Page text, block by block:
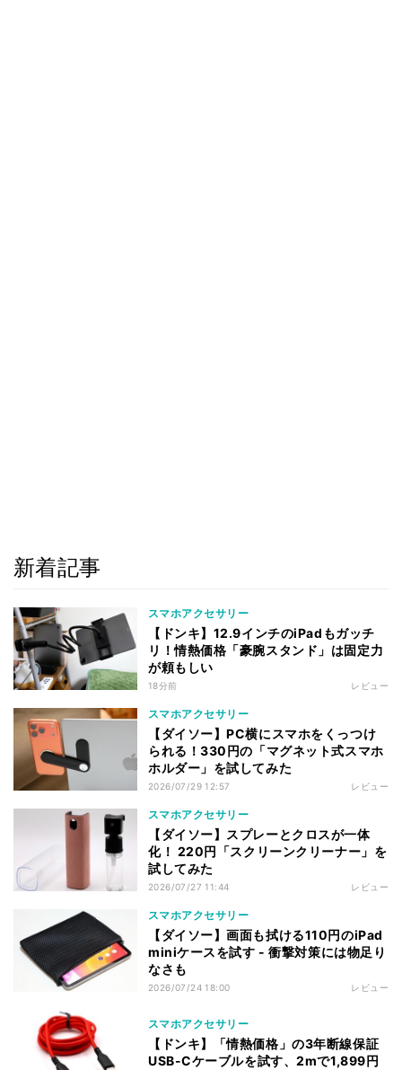
新着記事
スマホアクセサリー
【ドンキ】12.9インチのiPadもガッチ
リ！情熱価格「豪腕スタンド」は固定力
が頼もしい
18分前 レビュー
スマホアクセサリー
【ダイソー】PC横にスマホをくっつけ
られる！330円の「マグネット式スマホ
ホルダー」を試してみた
2026/07/29 12:57 レビュー
スマホアクセサリー
【ダイソー】スプレーとクロスが一体
化！ 220円「スクリーンクリーナー」を
試してみた
2026/07/27 11:44 レビュー
スマホアクセサリー
【ダイソー】画面も拭ける110円のiPad
miniケースを試す - 衝撃対策には物足り
なさも
2026/07/24 18:00 レビュー
スマホアクセサリー
【ドンキ】「情熱価格」の3年断線保証
USB-Cケーブルを試す、2mで1,899円